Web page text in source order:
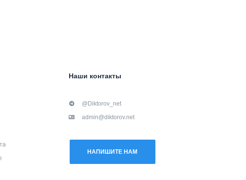
Наши контакты
@Diktorov_net
admin@diktorov.net
НАПИШИТЕ НАМ